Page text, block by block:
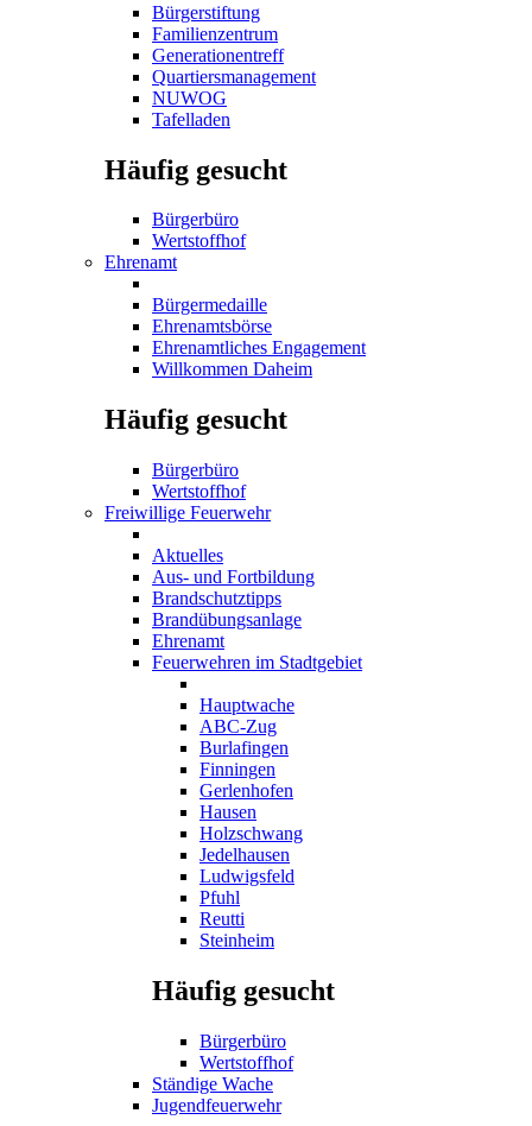
Bürgerstiftung
Familienzentrum
Generationentreff
Quartiersmanagement
NUWOG
Tafelladen
Häufig gesucht
Bürgerbüro
Wertstoffhof
Ehrenamt
Bürgermedaille
Ehrenamtsbörse
Ehrenamtliches Engagement
Willkommen Daheim
Häufig gesucht
Bürgerbüro
Wertstoffhof
Freiwillige Feuerwehr
Aktuelles
Aus- und Fortbildung
Brandschutztipps
Brandübungsanlage
Ehrenamt
Feuerwehren im Stadtgebiet
Hauptwache
ABC-Zug
Burlafingen
Finningen
Gerlenhofen
Hausen
Holzschwang
Jedelhausen
Ludwigsfeld
Pfuhl
Reutti
Steinheim
Häufig gesucht
Bürgerbüro
Wertstoffhof
Ständige Wache
Jugendfeuerwehr